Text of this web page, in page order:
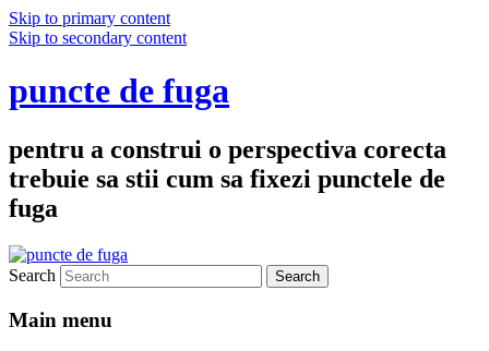
Skip to primary content
Skip to secondary content
puncte de fuga
pentru a construi o perspectiva corecta
trebuie sa stii cum sa fixezi punctele de
fuga
Search
Main menu